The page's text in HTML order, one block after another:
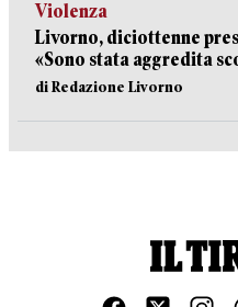
Violenza
Livorno, diciottenne
«Sono stata aggredita
di Redazione Livorno